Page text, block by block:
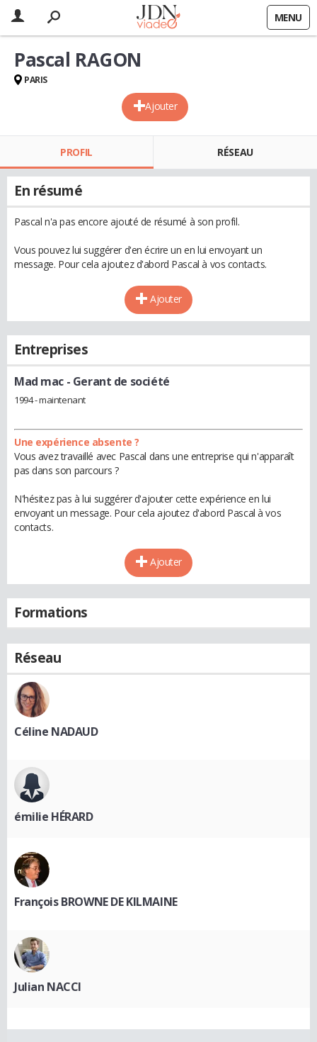
MENU
Ajouter
Pascal RAGON
PARIS
PROFIL RÉSEAU
En résumé
Pascal n'a pas encore ajouté de résumé à son profil.
Vous pouvez lui suggérer d'en écrire un en lui envoyant un
message. Pour cela ajoutez d'abord Pascal à vos contacts.
Ajouter
Entreprises
Mad mac - Gerant de société
1994 - maintenant
Une expérience absente ?
Vous avez travaillé avec Pascal dans une entreprise qui n'apparaît
pas dans son parcours ?
N'hésitez pas à lui suggérer d'ajouter cette expérience en lui
envoyant un message. Pour cela ajoutez d'abord Pascal à vos
contacts.
Ajouter
Formations
Réseau
Céline NADAUD
émilie HÉRARD
François BROWNE DE KILMAINE
Julian NACCI